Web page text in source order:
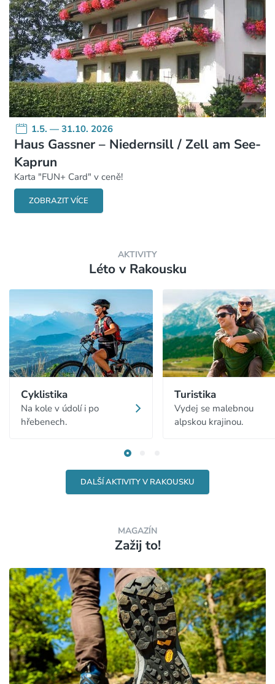
1.5. — 31.10. 2026
Haus Gassner – Niedernsill / Zell am See-
Kaprun
Karta "FUN+ Card" v ceně!
ZOBRAZIT VÍCE
AKTIVITY
Léto v Rakousku
Cyklistika
Na kole v údolí i po
hřebenech.
Turistika
Vydej se malebnou
alpskou krajinou.
DALŠÍ AKTIVITY V RAKOUSKU
MAGAZÍN
Zažij to!